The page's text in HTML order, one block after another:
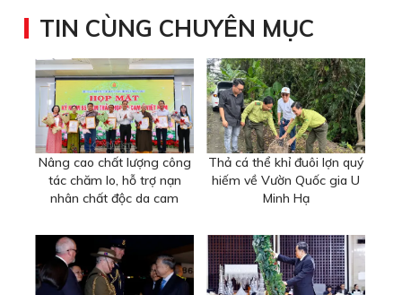
TIN CÙNG CHUYÊN MỤC
Nâng cao chất lượng công
tác chăm lo, hỗ trợ nạn
nhân chất độc da cam
Thả cá thể khỉ đuôi lợn quý
hiếm về Vườn Quốc gia U
Minh Hạ